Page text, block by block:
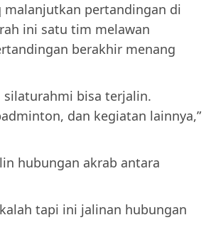
malanjutkan pertandingan di
ini satu tim melawan
berakhir menang
bisa terjalin.
dan kegiatan lainnya,”
hubungan akrab antara
tapi ini jalinan hubungan